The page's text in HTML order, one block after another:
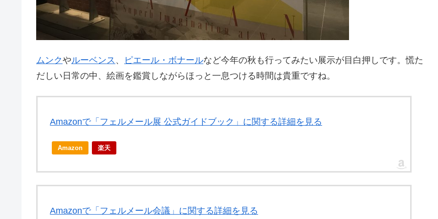
ムンクやルーベンス 、 ピエール・ボナールなど今年の秋も行ってみたい展示が目白押しです。慌た
だしい日常の中、絵画を鑑賞しながらほっと一息つける時間は貴重ですね。
Amazonで「フェルメール展 公式ガイドブック」に関する詳細を見る
Amazon 楽天
Amazonで「フェルメール会議」に関する詳細を見る